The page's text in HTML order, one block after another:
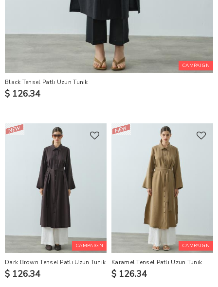
CAMPAIGN
Black Tensel Patlı Uzun Tunik
$ 126.34
CAMPAIGN
Dark Brown Tensel Patlı Uzun Tunik
$ 126.34
CAMPAIGN
Karamel Tensel Patlı Uzun Tunik
$ 126.34